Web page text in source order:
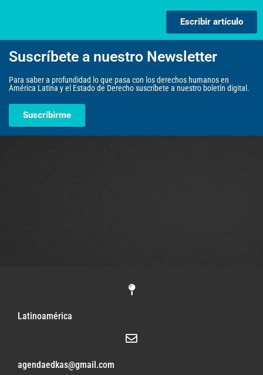
Escribir artículo
Suscríbete a nuestro Newsletter
Para saber a profundidad lo que pasa con los derechos humanos en
América Latina y el Estado de Derecho suscríbete a nuestro boletín digital.
Suscribirme
Latinoamérica
agendaedkas@gmail.com